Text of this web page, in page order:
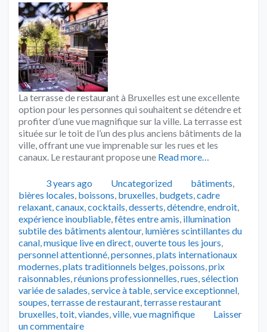
La terrasse de restaurant à Bruxelles est une excellente
option pour les personnes qui souhaitent se détendre et
profiter d’une vue magnifique sur la ville. La terrasse est
située sur le toit de l’un des plus anciens bâtiments de la
ville, offrant une vue imprenable sur les rues et les
canaux. Le restaurant propose une Read more…
Publié3 years ago Catégories
Uncategorized Tags
bâtiments,
bières locales, boissons, bruxelles, budgets,cadre
relaxant,canaux,cocktails,desserts,détendre,endroit,
expérience inoubliable,fêtes entre amis, illumination
subtile des bâtiments alentour, lumières scintillantes du
canal,musique live en direct,ouverte tous les jours,
personnel attentionné,personnes,plats internationaux
modernes,plats traditionnels belges,poissons,prix
raisonnables,réunions professionnelles,rues,sélection
variée de salades,service à table,service exceptionnel,
soupes,terrasse de restaurant,terrasse restaurant
bruxelles,toit,viandes,ville,vue magnifique
Laisser
un commentaire